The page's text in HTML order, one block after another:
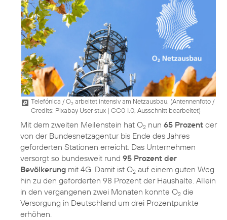
Telefónica / O2 arbeitet intensiv am Netzausbau. (Antennenfoto /
Credits: Pixabay User stux | CC0 1.0, Ausschnitt bearbeitet)
Mit dem zweiten Meilenstein hat O2 nun 65 Prozent der
von der Bundesnetzagentur bis Ende des Jahres
geforderten Stationen erreicht. Das Unternehmen
versorgt so bundesweit rund 95 Prozent der
Bevölkerung mit 4G. Damit ist O2 auf einem guten Weg
hin zu den geforderten 98 Prozent der Haushalte. Allein
in den vergangenen zwei Monaten konnte O2 die
Versorgung in Deutschland um drei Prozentpunkte
erhöhen.